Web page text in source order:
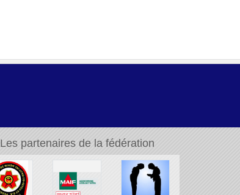
Les partenaires de la fédération